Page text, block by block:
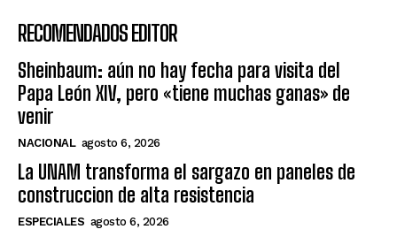
RECOMENDADOS EDITOR
Sheinbaum: aún no hay fecha para visita del
Papa León XIV, pero «tiene muchas ganas» de
venir
NACIONAL agosto 6, 2026
La UNAM transforma el sargazo en paneles de
construccion de alta resistencia
ESPECIALES agosto 6, 2026